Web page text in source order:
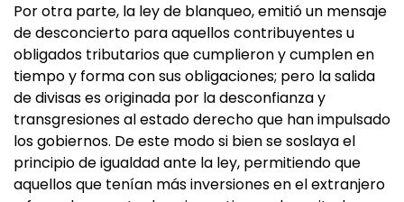
Por otra parte, la ley de blanqueo, emitió un mensaje
de desconcierto para aquellos contribuyentes u
obligados tributarios que cumplieron y cumplen en
tiempo y forma con sus obligaciones; pero la salida
de divisas es originada por la desconfianza y
transgresiones al estado derecho que han impulsado
los gobiernos. De este modo si bien se soslaya el
principio de igualdad ante la ley, permitiendo que
aquellos que tenían más inversiones en el extranjero